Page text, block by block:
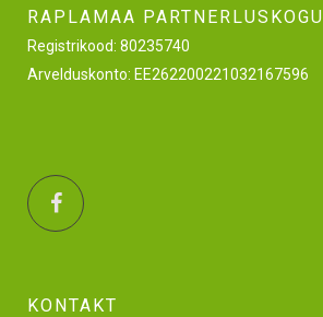
RAPLAMAA PARTNERLUSKOGU
Registrikood: 80235740
Arvelduskonto: EE262200221032167596
KONTAKT